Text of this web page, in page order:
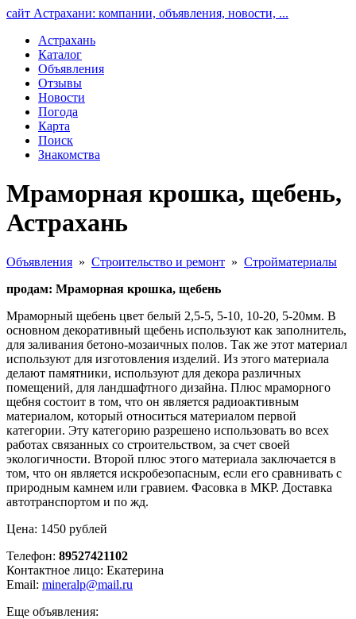
сайт Астрахани: компании, объявления, новости, ...
Астрахань
Каталог
Объявления
Отзывы
Новости
Погода
Карта
Поиск
Знакомства
Мраморная крошка, щебень,
Астрахань
Объявления » Строительство и ремонт » Стройматериалы
продам: Мраморная крошка, щебень
Мраморный щебень цвет белый 2,5-5, 5-10, 10-20, 5-20мм. В
основном декоративный щебень используют как заполнитель,
для заливания бетоно-мозаичных полов. Так же этот материал
используют для изготовления изделий. Из этого материала
делают памятники, используют для декора различных
помещений, для ландшафтного дизайна. Плюс мраморного
щебня состоит в том, что он является радиоактивным
материалом, который относиться материалом первой
категории. Эту категорию разрешено использовать во всех
работах связанных со строительством, за счет своей
экологичности. Второй плюс этого материала заключается в
том, что он является искробезопасным, если его сравнивать с
природным камнем или гравием. Фасовка в МКР. Доставка
автотранспортом и по жд.
Цена: 1450 рублей
Телефон: 89527421102
Контактное лицо: Екатерина
Email: mineralp@mail.ru
Еще объявления: